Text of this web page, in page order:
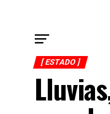
[ ESTADO ]